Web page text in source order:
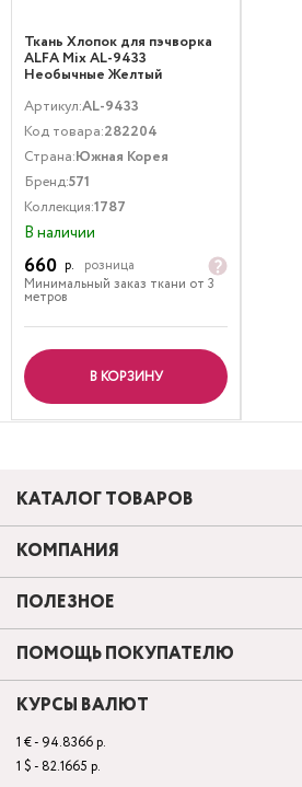
Ткань Хлопок для пэчворка
ALFA Mix AL-9433
Необычные Желтый
Артикул:AL-9433
Код товара:282204
Страна:Южная Корея
Бренд:571
Коллекция:1787
В наличии
660 р.
розница
Минимальный заказ ткани от 3
метров
В КОРЗИНУ
КАТАЛОГ ТОВАРОВ
КОМПАНИЯ
ПОЛЕЗНОЕ
ПОМОЩЬ ПОКУПАТЕЛЮ
КУРСЫ ВАЛЮТ
1 € - 94.8366 р.
1 $ - 82.1665 р.